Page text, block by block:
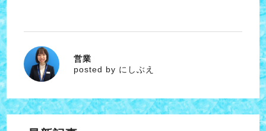
にしぶえ
営業
posted by にしぶえ